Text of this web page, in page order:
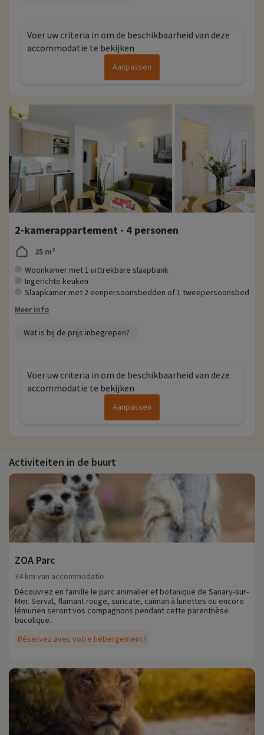
Meer informatie
- Huisdieren toegestaan, tegen betaling
- Personen met beperkte mobiliteit moeten worden begeleid
Voer uw criteria in om de beschikbaarheid van deze
accommodatie te bekijken
Aanpassen
2-kamerappartement - 4 personen
25 m²
Woonkamer met 1 uittrekbare slaapbank
Ingerichte keuken
Slaapkamer met 2 eenpersoonsbedden of 1 tweepersoonsbed
Meer info
Wat is bij de prijs inbegrepen?
Voer uw criteria in om de beschikbaarheid van deze
accommodatie te bekijken
Aanpassen
Activiteiten in de buurt
ZOA Parc
Réservez avec votre hébergement !
34 km van accommodatie
Découvrez en famille le parc animalier et botanique de Sanary-sur-
Mer. Serval, flamant rouge, suricate, caïman à lunettes ou encore
lémurien seront vos compagnons pendant cette parenthèse
bucolique.